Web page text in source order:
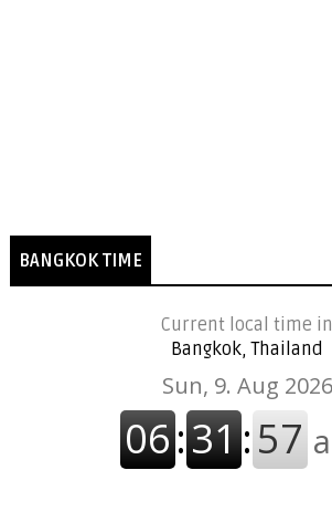
BANGKOK TIME
Current local time in
Bangkok, Thailand